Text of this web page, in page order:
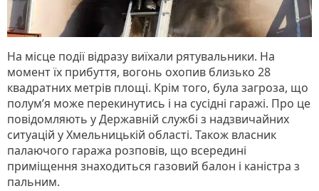
На місце події відразу виїхали рятувальники. На
момент їх прибуття, вогонь охопив близько 28
квадратних метрів площі. Крім того, була загроза, що
полум’я може перекинутись і на сусідні гаражі. Про це
повідомляють у Державній службі з надзвичайних
ситуацій у Хмельницькій області. Також власник
палаючого гаража розповів, що всередині
приміщення знаходиться газовий балон і каністра з
пальним.